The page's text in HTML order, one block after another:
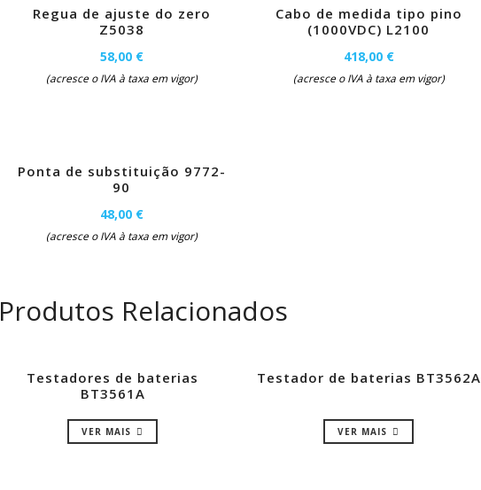
Regua de ajuste do zero
Z5038
58,00 €
(acresce o IVA à taxa em vigor)
Cabo de medida tipo pino
(1000VDC) L2100
418,00 €
(acresce o IVA à taxa em vigor)
Ponta de substituição 9772-
90
48,00 €
(acresce o IVA à taxa em vigor)
Produtos Relacionados
Testadores de baterias
BT3561A
VER MAIS
Testador de baterias BT3562A
VER MAIS